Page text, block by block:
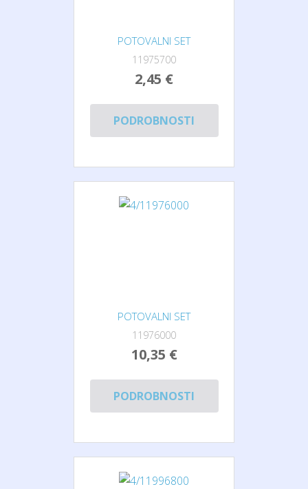
POTOVALNI SET
11975700
2,45 €
PODROBNOSTI
POTOVALNI SET
11976000
10,35 €
PODROBNOSTI